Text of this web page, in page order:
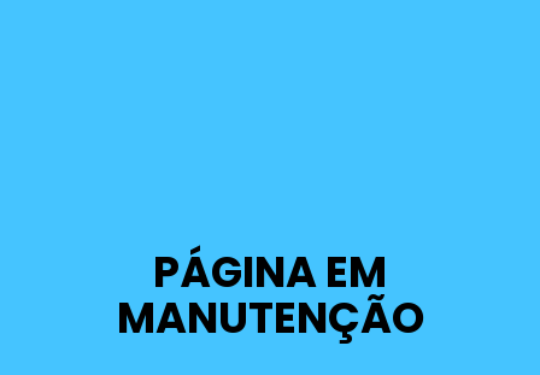
PÁGINA EM
MANUTENÇÃO